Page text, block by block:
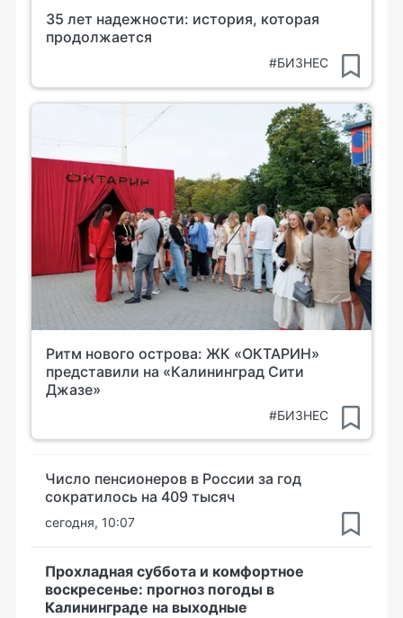
35 лет надежности: история, которая
продолжается
#БИЗНЕС
Ритм нового острова: ЖК «ОКТАРИН»
представили на «Калининград Сити
Джазе»
#БИЗНЕС
Число пенсионеров в России за год
сократилось на 409 тысяч
сегодня, 10:07
Прохладная суббота и комфортное
воскресенье: прогноз погоды в
Калининграде на выходные